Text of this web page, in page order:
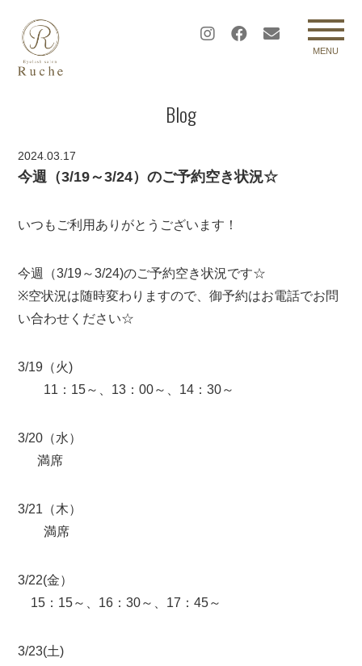
MENU
Blog
2024.03.17
今週（3/19～3/24）のご予約空き状況☆
いつもご利用ありがとうございます！
今週（3/19～3/24)のご予約空き状況です☆
※空状況は随時変わりますので、御予約はお電話でお問
い合わせください☆
3/19（火)
11：15～、13：00～、14：30～
3/20（水）
満席
3/21（木）
満席
3/22(金）
15：15～、16：30～、17：45～
3/23(土)